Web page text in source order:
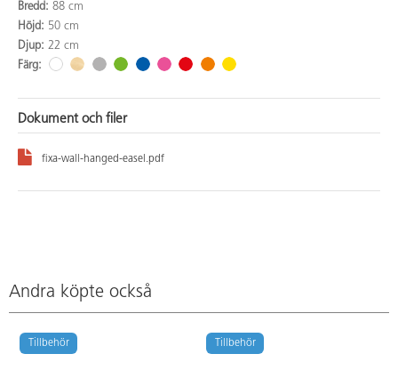
Bredd: 88 cm
Höjd: 50 cm
Djup: 22 cm
Färg:
Dokument och filer
fixa-wall-hanged-easel.pdf
Andra köpte också
Tillbehör Tillbehör